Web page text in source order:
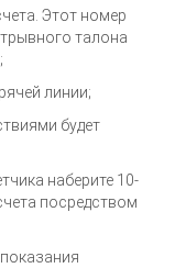
Этот номер
талона
линии;
будет
наберите 10-
посредством